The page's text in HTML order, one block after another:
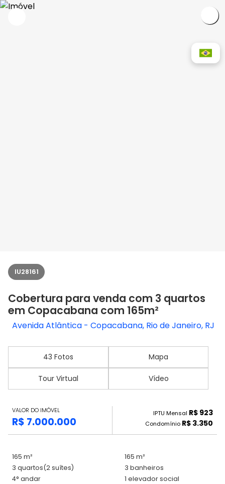
IU28161
Cobertura para venda com 3 quartos
em Copacabana com 165m²
Avenida Atlântica - Copacabana, Rio de Janeiro, RJ
43 Fotos Mapa
Tour Virtual Vídeo
VALOR DO IMÓVEL
R$ 7.000.000
IPTU Mensal R$ 923
Condomínio R$ 3.350
165 m²
165 m²
3 quartos(2 suítes)
3 banheiros
4° andar
1 elevador social